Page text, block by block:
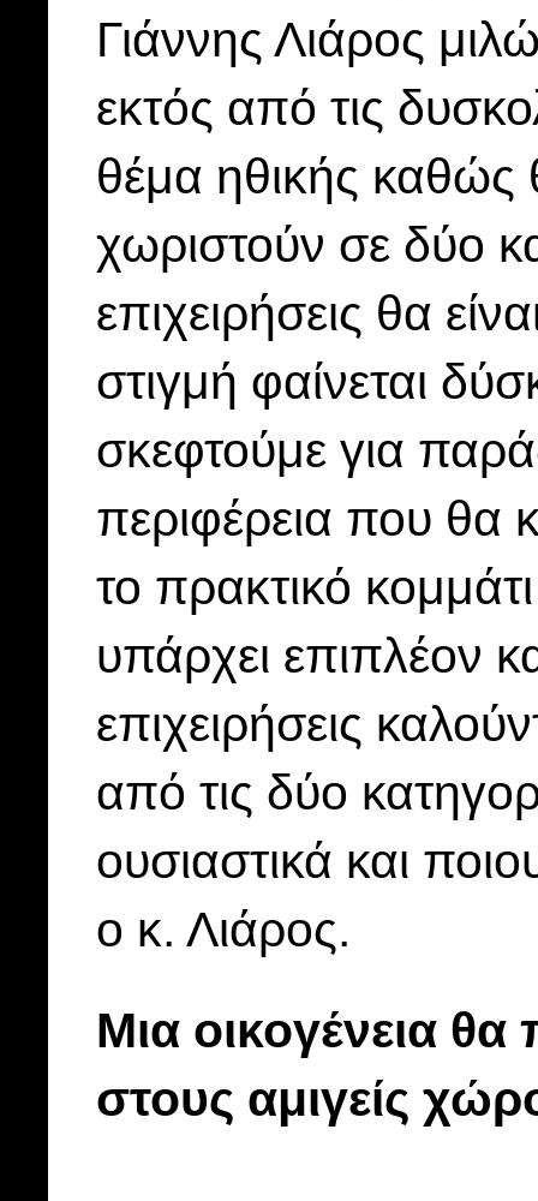
Γιάννης Λιάρος
εκτός από τις
θέμα ηθικής καθώς
χωριστούν σε δύο
επιχειρήσεις θα
στιγμή φαίνεται
σκεφτούμε για
περιφέρεια που θα
το πρακτικό
υπάρχει επιπλέον
επιχειρήσεις
από τις δύο
ουσιαστικά και
ο κ. Λιάρος.
Μια οικογένεια
στους αμιγείς